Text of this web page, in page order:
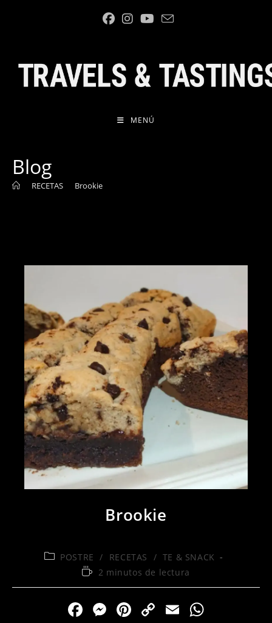
MENÚ
Blog
RECETAS Brookie
Brookie
Categoría
entrada:
POSTRE / RECETAS / TE & SNACK
Tiempo2 minutos de lectura
F M Pi C E